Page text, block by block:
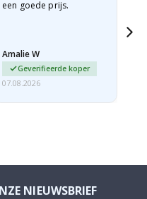
een goede prijs.
Amalie W
Geverifieerde koper
07.08.2026
NIEUWSBRIEF